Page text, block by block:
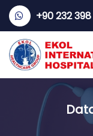
+90 232